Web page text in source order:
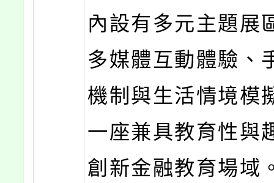
內設有多元主題展
多媒體互動體驗、
機制與生活情境模
一座兼具教育性與
創新金融教育場域